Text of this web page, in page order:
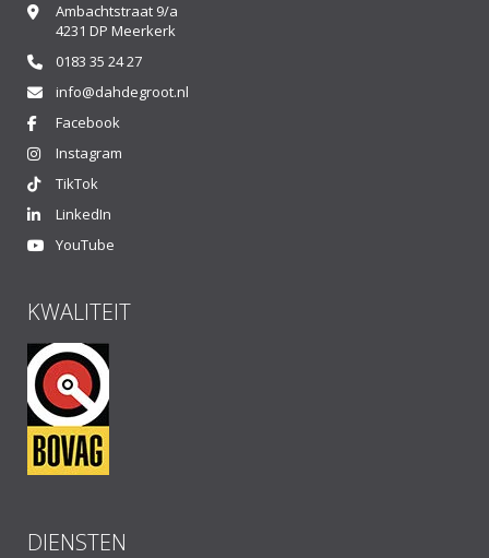
Ambachtstraat 9/a
4231 DP Meerkerk
0183 35 24 27
info@dahdegroot.nl
Facebook
Instagram
TikTok
LinkedIn
YouTube
KWALITEIT
DIENSTEN